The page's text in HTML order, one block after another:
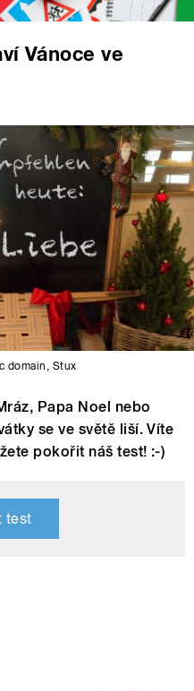
Vánoce ve
domain , Stux
Papa Noel nebo
se ve světě liší. Víte
pokořit náš test! :-)
test